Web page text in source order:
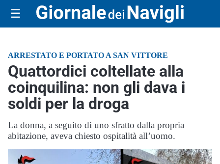
☰
ARRESTATO E PORTATO A SAN VITTORE
Quattordici coltellate alla
coinquilina: non gli dava i
soldi per la droga
La donna, a seguito di uno sfratto dalla propria
abitazione, aveva chiesto ospitalità all’uomo.